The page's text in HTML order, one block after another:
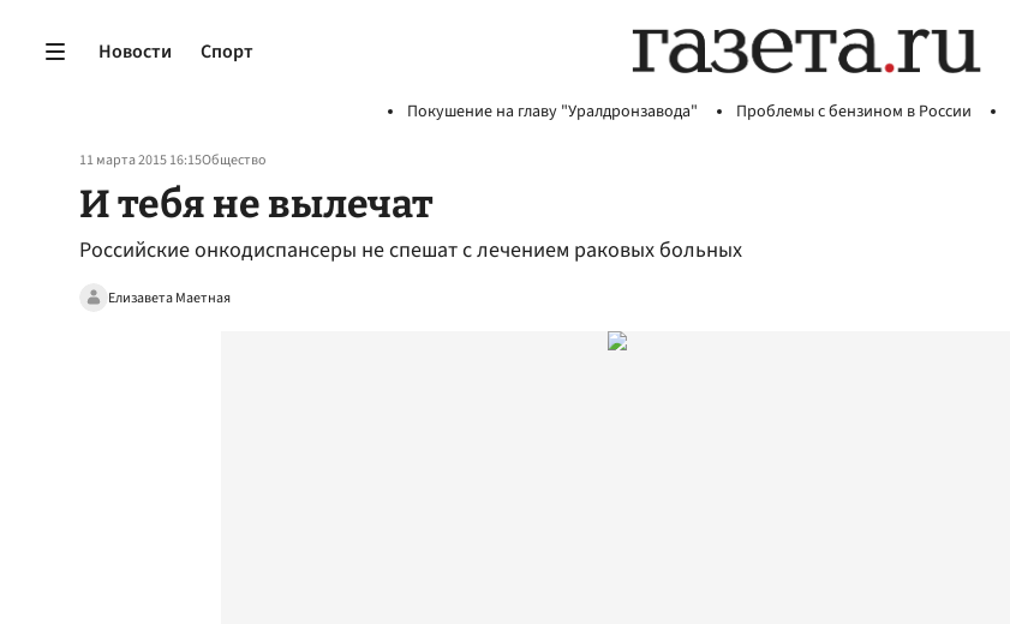
Новости Спорт
Покушение на главу "Уралдронзавода" Проблемы с бензином в России
11 марта 2015 16:15Общество
И тебя не вылечат
Российские онкодиспансеры не спешат с лечением раковых больных
Елизавета Маетная